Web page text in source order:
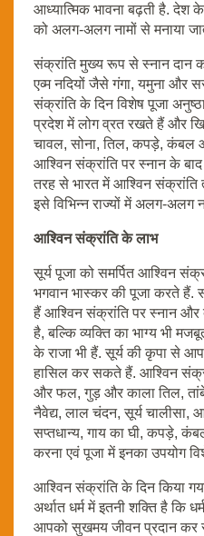
आध्यात्मिक भावना बढ़ती है. देश
को अलग-अलग नामों से मनाया
संक्रांति मुख्य रूप से स्नान दान का
एव्म नदियों जैसे गंगा, यमुना और
संक्रांति के दिन विशेष पूजा
प्रदेश में लोग व्रत रखते हैं और
चावल, सोना, तिल, कपड़े, कंबल
आश्विन संक्रांति पर स्नान के
तरह से भारत में आश्विन संक्रांति
इसे विभिन्न राज्यों में अलग-अलग
आश्विन संक्रांति के लाभ
सूर्य पूजा को समर्पित आश्विन
भगवान भास्कर की पूजा करते हैं.
हैं आश्विन संक्रांति पर स्नान
है, बल्कि व्यक्ति का भाग्य भी
के राजा भी हैं. सूर्य की कृपा से
हासिल कर सकते हैं. आश्विन
और फल, गुड़ और काला तिल,
नैवेद्य, लाल चंदन, सूर्य चालीसा,
सप्तधान्य, गाय का घी, कपड़े,
करना एवं पूजा में इनका उपयोग
आश्विन संक्रांति के दिन किया
अर्थात धर्म में इतनी शक्ति है कि
आपको सुखमय जीवन प्रदान कर